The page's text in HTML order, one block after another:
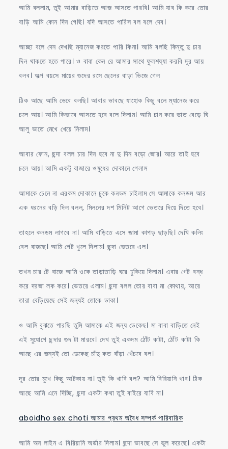
আমি বললাম, তুই আমার বাড়িতে আজ আসতে পারবি। আমি যাব কি করে তোর
বাড়ি আমি কোন দিন গেছি। যদি আসতে পারিস বল বলে দেব।
আচ্ছা বলে দেন দেখছি ম্যানেজ করতে পারি কিনা। আমি বলছি কিন্তু দু চার
দিন থাকতে হতে পারে। ও বাবা কেন রে আমার সাথে ফুলশয্যা করবি দূর আয়
বলব। অল্প বয়সে মায়ের গুদের রসে ছেলের বাড়া ভিজে গেল
ঠিক আছে আমি ভেবে বলছি। আবার ভাবছে যাহোক কিছু বলে ম্যানেজ করে
চলে আয়। আমি কিভাবে আসতে হবে বলে দিলাম। আমি চান করে ভাত বেড়ে ঘি
আলু ভাতে মেখে খেয়ে নিলাম।
আবার ফোন, ছন্দা বলল চার দিন হবে না দু দিন বড়ো জোর। আরে তাই হবে
চলে আয়। আমি একটু বাজারে ওষুধের দোকানে গেলাম
আমাকে চেনে না এরকম দোকানে ঢুকে কনডম চাইলাম সে আমাকে কনডম আর
এক ধরনের বড়ি দিল বলল, মিলনের দশ মিনিট আগে ভেতরে দিয়ে দিতে হবে।
তাহলে কনডম লাগবে না। আমি বাড়িতে এসে জামা কাপড় ছাড়ছি। দেখি কলিং
বেল বাজছে। আমি গেট খুলে দিলাম। ছন্দা ভেতরে এল।
তখন চার টে বাজে আমি ওকে তাড়াতাড়ি ঘরে ঢুকিয়ে দিলাম। এবার গেট বন্ধ
করে দরজা লক করে। ভেতরে এলাম। ছন্দা বলল তোর বাবা মা কোথায়, আরে
তারা বেড়িয়েছে সেই জন্যই তোকে ডাকা।
ও আমি বুঝতে পারছি তুমি আমাকে এই জন্য ডেকেছ। মা বাবা বাড়িতে নেই
এই সুযোগে ছন্দার গুদ টা মারবে। দেখ তুই একদম ঠোঁট কাটা, ঠোঁট কাটা কি
আছে এর জন্যই তো ডেকেছ চাঁদু কত বাঁড়া খেঁচবে বল।
দূর তোর মুখে কিছু আটকায় না। তুই কি খাবি বল? আমি বিরিয়ানি খাব। ঠিক
আছে আমি এনে দিচ্ছি, ছন্দা একটা কথা তুই বাইরে যাবি না।
aboidho sex choti আমার প্রথম অবৈধ সম্পর্ক পারিবারিক
আমি অন লাইন এ বিরিয়ানি অর্ডার দিলাম। ছন্দা ভাবছে সে ভুল করেছে। একটা